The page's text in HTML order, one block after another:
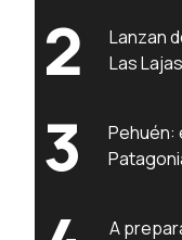
2
Lanzan
Las
3
Pehuén:
A